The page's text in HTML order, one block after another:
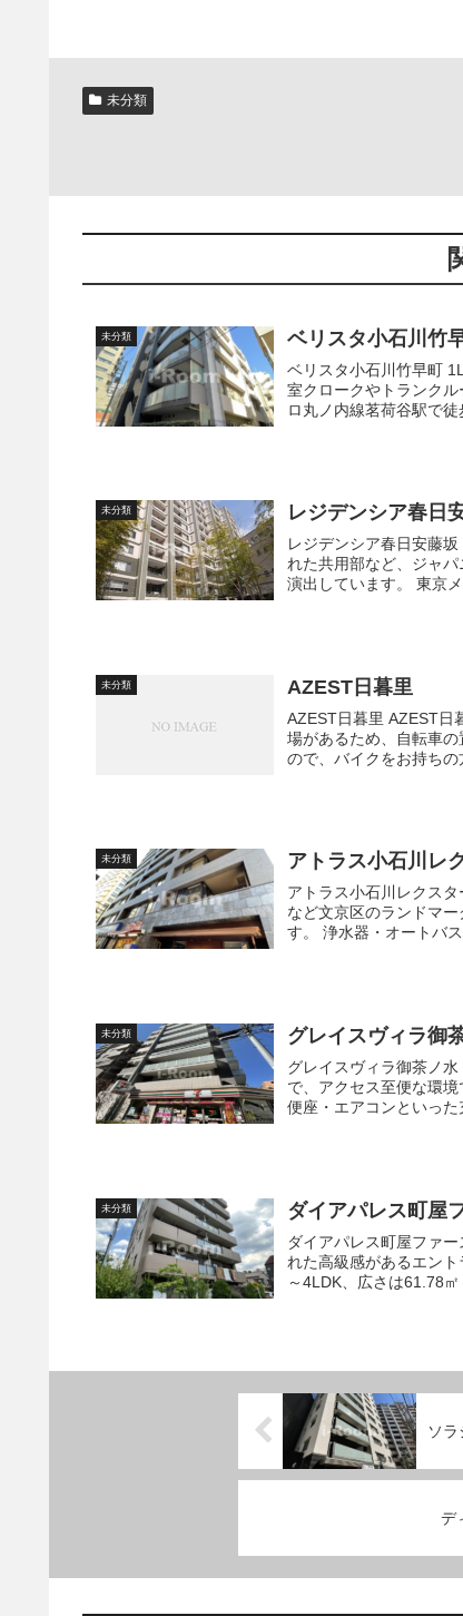
未分類
未分類 ベリスタ小石川竹
ベリスタ小石川竹早町 1LDKでもシューズインクローク付きでバス・トイレ・洗面別、充実の洋
室クロークやトランクルーム
未分類 レジデンシア春日
レジデンシア春日安藤坂 敷地内に植栽された竹、設置された灯籠、日本家屋の雰囲気を取り入
れた共用部など、ジャ
演出して
未分類 AZEST日暮里
AZEST日暮里 AZEST日暮里は2008年築RC造（鉄筋コンクリート構造）です。 敷地内には駐輪
場があるため、自転車
ので、バイクをお持ちの
未分類 アトラス小石川レ
アトラス小石川レクスターハウス 徒歩圏内に、区役所・東京ドーム
など文京区のランドマ
す。 浄水器・オート
未分類 グレイスヴィラ御
グレイスヴィラ御茶ノ水 最寄りの御茶ノ水駅を始め、湯島駅や末広町駅など複数路線利用可能
で、アクセス至便な環境です。 全住戸にガスシステムキッチン・追焚バ
便座・エアコンといった
未分類 ダイアパレス町屋
ダイアパレス町屋ファーストステージ 南西角地に建つ、ブ
れた高級感があるエン
～4LDK、広さは61.78㎡
ソラ
デ